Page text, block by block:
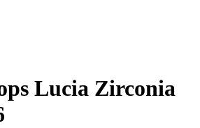
Lucia Zirconia